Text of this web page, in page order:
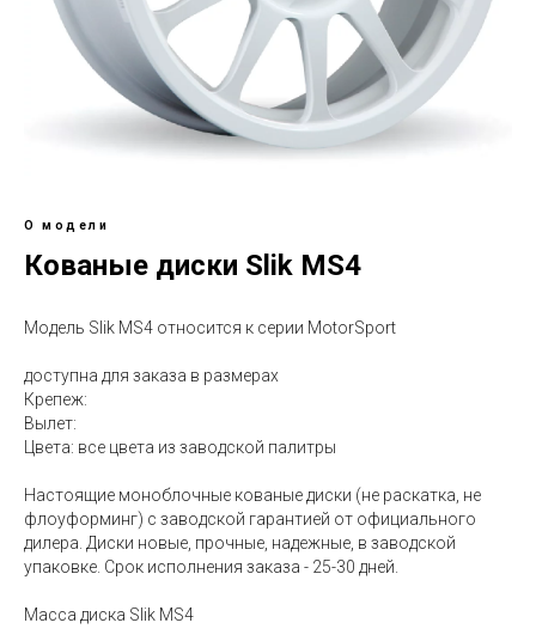
О модели
Кованые диски Slik MS4
Модель Slik MS4 относится к серии MotorSport
доступна для заказа в размерах
Крепеж:
Вылет:
Цвета: все цвета из заводской палитры
Настоящие моноблочные кованые диски (не раскатка, не
флоуформинг) с заводской гарантией от официального
дилера. Диски новые, прочные, надежные, в заводской
упаковке. Срок исполнения заказа - 25-30 дней.
Масса диска Slik MS4